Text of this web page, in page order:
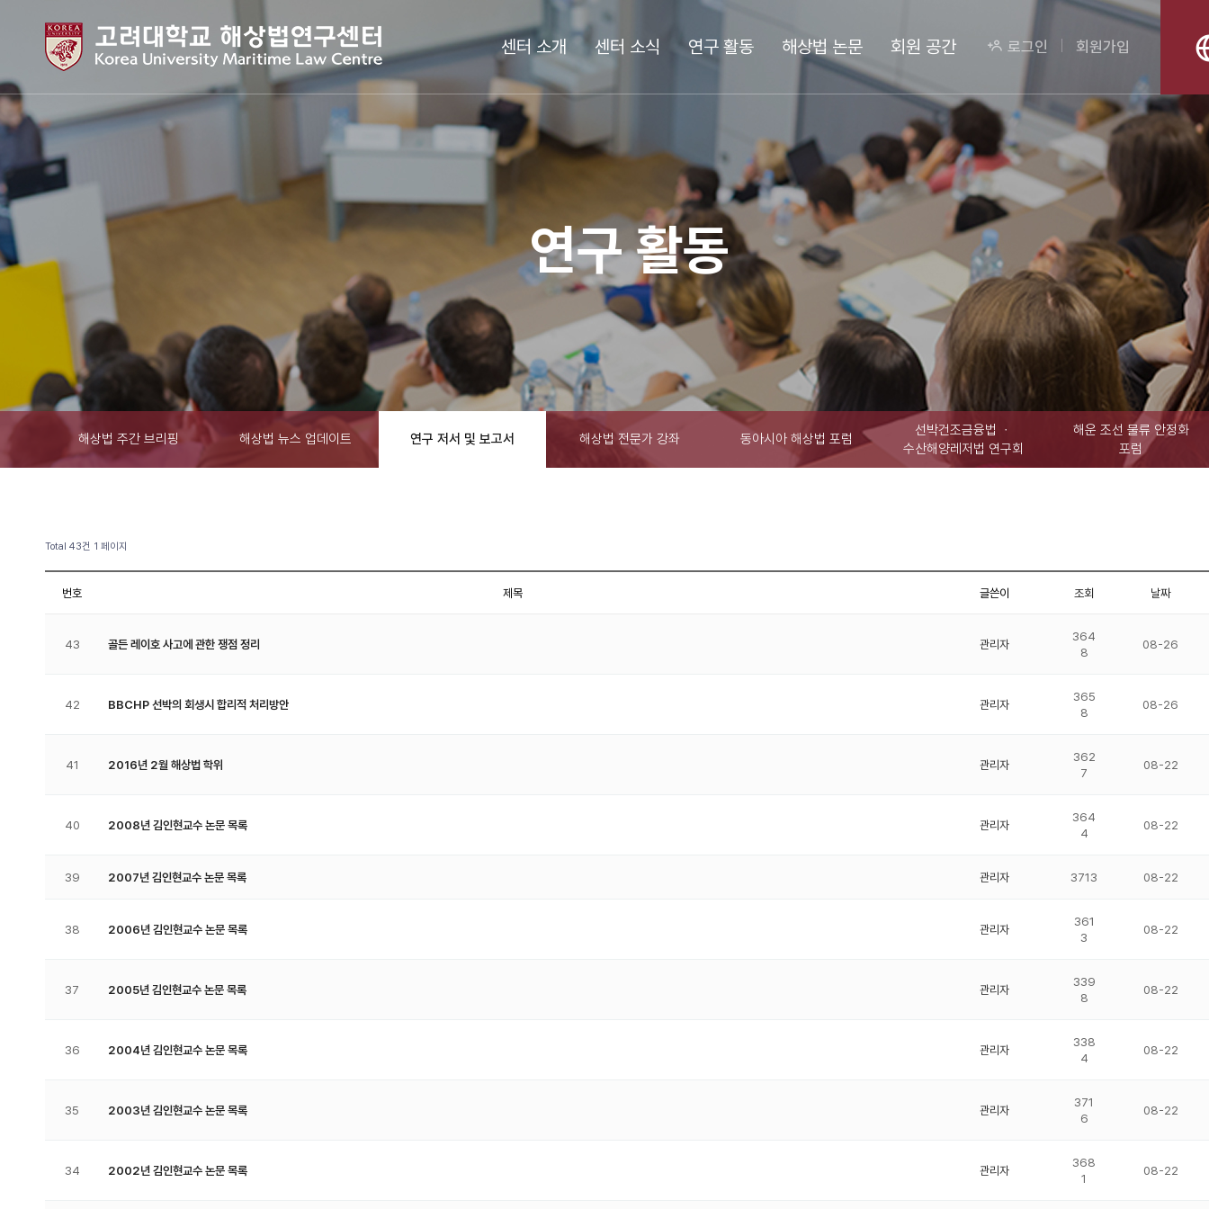
센터 소개 센터 소식 연구 활동 해상법 논문 회원 공간 로그인 회원가입
연구 활동
해상법 주간 브리핑 해상법 뉴스 업데이트 연구 저서 및 보고서 해상법 전문가 강좌 동아시아 해상법 포럼
선박건조금융법 ㆍ
수산해양레저법 연구회
해운 조선 물류 안정화
포럼
Total 43건 1 페이지
번호 제목 글쓴이 조회 날짜
43 골든 레이호 사고에 관한 쟁점 정리 관리자
364
8
08-26
42 BBCHP 선박의 회생시 합리적 처리방안 관리자
365
8
08-26
41 2016년 2월 해상법 학위 관리자
362
7
08-22
40 2008년 김인현교수 논문 목록 관리자
364
4
08-22
39 2007년 김인현교수 논문 목록 관리자 3713 08-22
38 2006년 김인현교수 논문 목록 관리자
361
3
08-22
37 2005년 김인현교수 논문 목록 관리자
339
8
08-22
36 2004년 김인현교수 논문 목록 관리자
338
4
08-22
35 2003년 김인현교수 논문 목록 관리자
371
6
08-22
34 2002년 김인현교수 논문 목록 관리자
368
1
08-22